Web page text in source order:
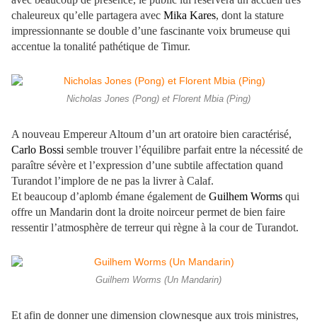
chaleureux qu’elle partagera avec Mika Kares, dont la stature
impressionnante se double d’une fascinante voix brumeuse qui
accentue la tonalité pathétique de Timur.
Nicholas Jones (Pong) et Florent Mbia (Ping)
A nouveau Empereur Altoum d’un art oratoire bien caractérisé,
Carlo Bossi semble trouver l’équilibre parfait entre la nécessité de
paraître sévère et l’expression d’une subtile affectation quand
Turandot l’implore de ne pas la livrer à Calaf.
Et beaucoup d’aplomb émane également de Guilhem Worms qui
offre un Mandarin dont la droite noirceur permet de bien faire
ressentir l’atmosphère de terreur qui règne à la cour de Turandot.
Guilhem Worms (Un Mandarin)
Et afin de donner une dimension clownesque aux trois ministres,